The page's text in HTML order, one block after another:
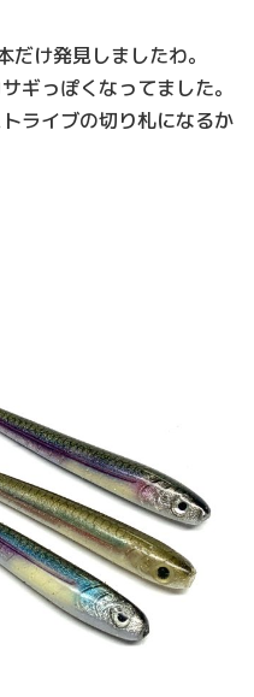
け発見しましたわ。
ギっぽくなってました。
ライブの切り札になるか